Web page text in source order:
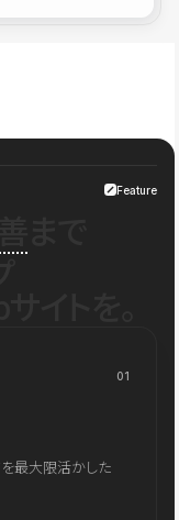
Feature
01
最大限活かした